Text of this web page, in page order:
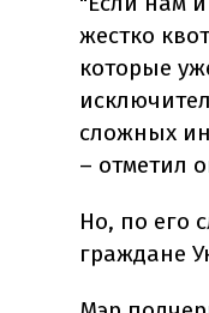
жестко
которые
сложных
– отметил
Но, по его
граждане